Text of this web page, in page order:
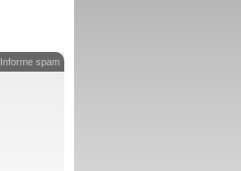
Informe spam